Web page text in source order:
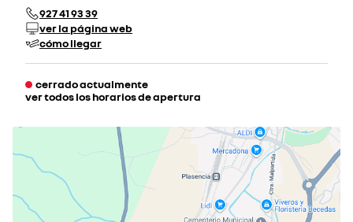
927 41 93 39
ver la página web
cómo llegar
cerrado actualmente
ver todos los horarios de apertura
martes
09:00 - 14:00 16:00 - 20:00
09:00 - 14:0016:00 - 20:00
jueves
09:00 - 14:0016:00 - 20:00
viernes
09:00 - 14:00
16:00 - 20:00
sábado
10:30 - 13:30cerrado actualmente
cerrado el 15 ago 2026
domingo
cerrado actualmente